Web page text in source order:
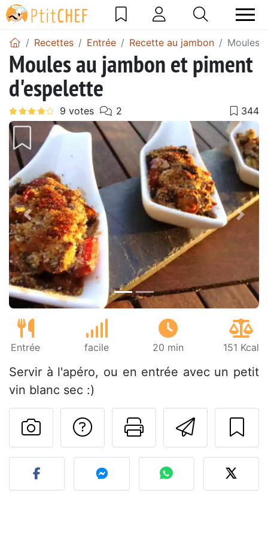
Recettes Entrée Recette au jambon Moules
Moules au jambon et piment
d'espelette
Précédent
Entrée facile 20 min 151 Kcal
Servir à l'apéro, ou en entrée avec un petit
vin blanc sec :)
Imprimer
Poser une
Publier votre photo de